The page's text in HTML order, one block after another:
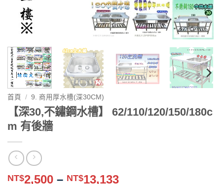
首頁 / 9. 商用厚水槽(深30CM)
【深30,不鏽鋼水槽】 62/110/120/150/180c
m 有後牆
NT$2,500 – NT$13,133價